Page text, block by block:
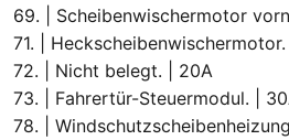
69. | Scheibenwischermotor
71. | Heckscheibenwischermotor.
72. | Nicht belegt. | 20A
73. | Fahrertür-Steuermodul. |
78. |